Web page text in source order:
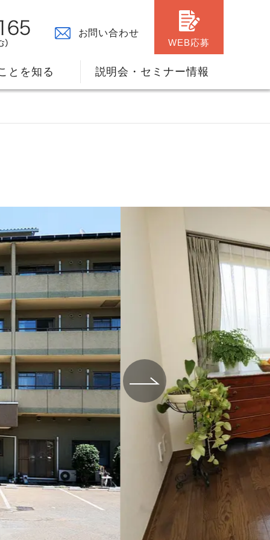
お問い合わせ
WEB応募
リアプランのサポート
厚生
とを知る
データ
説明会・セミナー情報